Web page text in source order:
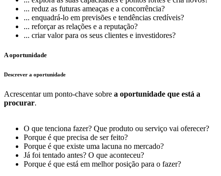
... reduz as futuras ameaças e a concorrência?
... enquadrá-lo em previsões e tendências credíveis?
... reforçar as relações e a reputação?
... criar valor para os seus clientes e investidores?
A oportunidade
Descrever a oportunidade
Acrescentar um ponto-chave sobre a oportunidade que está a
procurar.
O que tenciona fazer? Que produto ou serviço vai oferecer?
Porque é que precisa de ser feito?
Porque é que existe uma lacuna no mercado?
Já foi tentado antes? O que aconteceu?
Porque é que está em melhor posição para o fazer?